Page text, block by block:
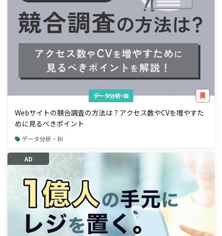
データ分析・BI
Webサイトの競合調査の方法は？アクセス数やCVを増やすた
めに見るべきポイント
データ分析・BI
AD